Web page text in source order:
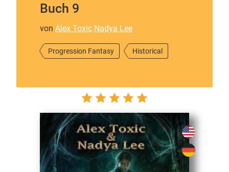
Buch 9
von Alex Toxic Nadya Lee
Progression Fantasy Historical